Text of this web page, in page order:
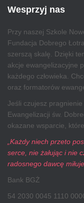
Wesprzyj nas
Przy naszej Szkole
Fundacja Dobrego
szerszą skalę. Dzięki
akcje ewangelizacyjne
każdego człowieka.
oraz formatorów
Jeśli czujesz pragnienie
Ewangelizacji św.
okazane wsparcie,
„Każdy niech przeto
serce, nie żałując i nie
radosnego dawcę
Bank BGŻ
54 2030 0045 1110